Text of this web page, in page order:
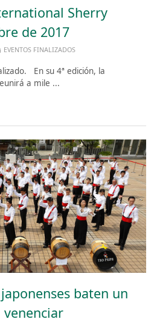
Sherry
de 2017
EVENTOS FINALIZADOS
En su 4ª edición, la
a mile ...
baten un
venenciar